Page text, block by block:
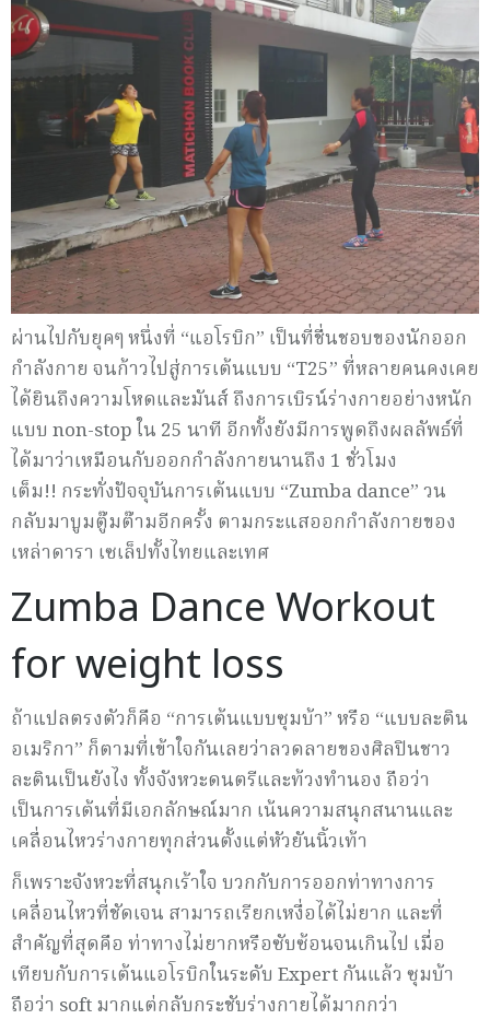
ผ่านไปกับยุคๆ หนึ่งที่ “แอโรบิก” เป็นที่ชื่นชอบของนักออก
กำลังกาย จนก้าวไปสู่การเต้นแบบ “T25” ที่หลายคนคงเคย
ได้ยินถึงความโหดและมันส์ ถึงการเบิรน์ร่างกายอย่างหนัก
แบบ non-stop ใน 25 นาที อีกทั้งยังมีการพูดถึงผลลัพธ์ที่
ได้มาว่าเหมือนกับออกกำลังกายนานถึง 1 ชั่วโมง
เต็ม!! กระทั่งปัจจุบันการเต้นแบบ “Zumba dance” วน
กลับมาบูมตู๊มต๊ามอีกครั้ง ตามกระแสออกกำลังกายของ
เหล่าดารา เซเล็ปทั้งไทยและเทศ
Zumba Dance Workout
for weight loss
ถ้าแปลตรงตัวก็คือ “การเต้นแบบซุมบ้า” หรือ “แบบละติน
อเมริกา” ก็ตามที่เข้าใจกันเลยว่าลวดลายของศิลปินชาว
ละตินเป็นยังไง ทั้งจังหวะดนตรีและท้วงทำนอง ถือว่า
เป็นการเต้นที่มีเอกลักษณ์มาก เน้นความสนุกสนานและ
เคลื่อนไหวร่างกายทุกส่วนตั้งแต่หัวยันนิ้วเท้า
ก็เพราะจังหวะที่สนุกเร้าใจ บวกกับการออกท่าทางการ
เคลื่อนไหวที่ชัดเจน สามารถเรียกเหงื่อได้ไม่ยาก และที่
สำคัญที่สุดคือ ท่าทางไม่ยากหรือซับซ้อนจนเกินไป เมื่อ
เทียบกับการเต้นแอโรบิกในระดับ Expert กันแล้ว ซุมบ้า
ถือว่า soft มากแต่กลับกระชับร่างกายได้มากกว่า